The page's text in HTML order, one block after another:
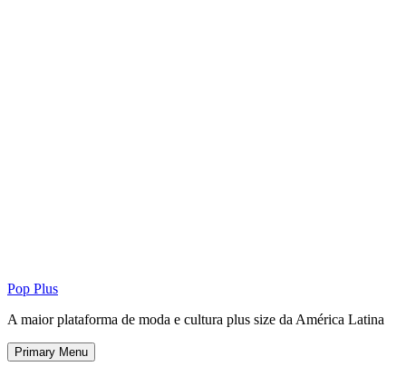
Pop Plus
A maior plataforma de moda e cultura plus size da América Latina
Primary Menu